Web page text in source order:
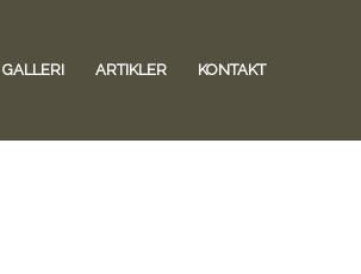
GALLERI ARTIKLER KONTAKT